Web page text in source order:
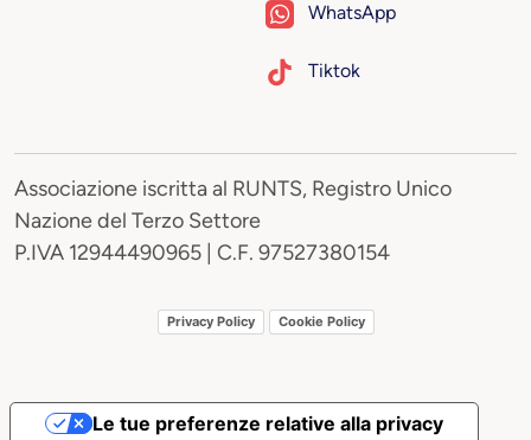
WhatsApp
Tiktok
Associazione iscritta al RUNTS, Registro Unico
Nazione del Terzo Settore
P.IVA 12944490965 | C.F. 97527380154
Privacy Policy Cookie Policy
Le tue preferenze relative alla privacy